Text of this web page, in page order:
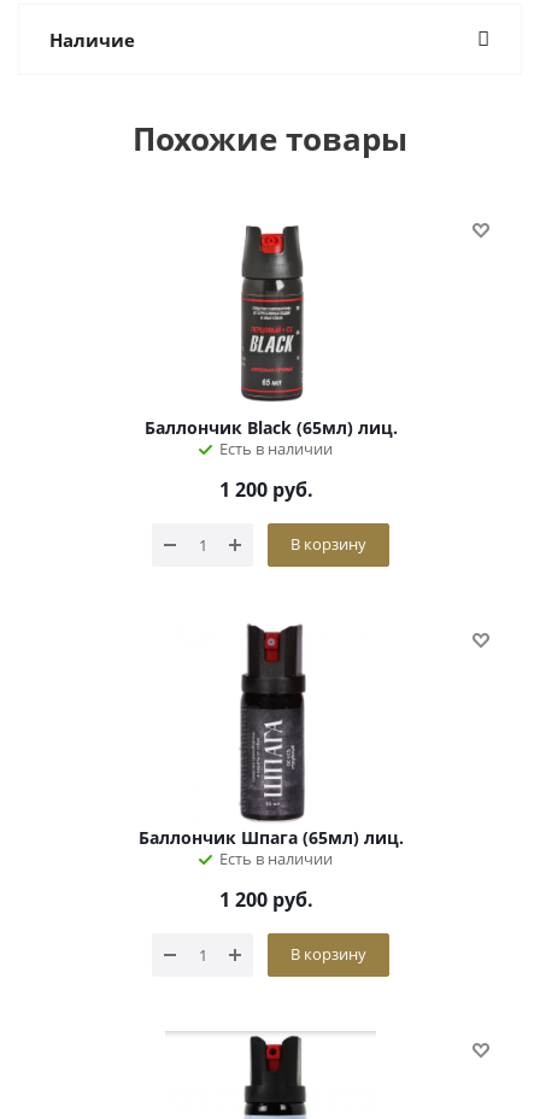
Наличие
Похожие товары
Баллончик Black (65мл) лиц.
Есть в наличии
1 200 руб.
В корзину
Баллончик Шпага (65мл) лиц.
Есть в наличии
1 200 руб.
В корзину